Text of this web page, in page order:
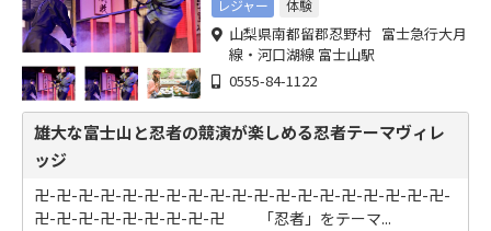
レジャー 体験
山梨県南都留郡忍野村 富士急行大月
線・河口湖線 富士山駅
0555-84-1122
雄大な富士山と忍者の競演が楽しめる忍者テーマヴィレ
ッジ
卍-卍-卍-卍-卍-卍-卍-卍-卍-卍-卍-卍-卍-卍-卍-卍-卍-卍-卍-
卍-卍-卍-卍-卍-卍-卍-卍-卍 「忍者」をテーマ...